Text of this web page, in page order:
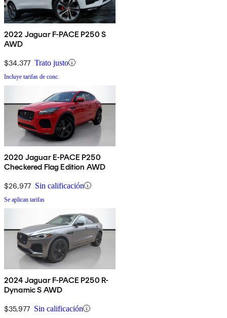
2022 Jaguar F-PACE P250 S
AWD
$34,377 Trato justo
Incluye tarifas de conc.
2020 Jaguar E-PACE P250
Checkered Flag Edition AWD
$26,977 Sin calificación
Se aplican tarifas
2024 Jaguar F-PACE P250 R-
Dynamic S AWD
$35,977 Sin calificación